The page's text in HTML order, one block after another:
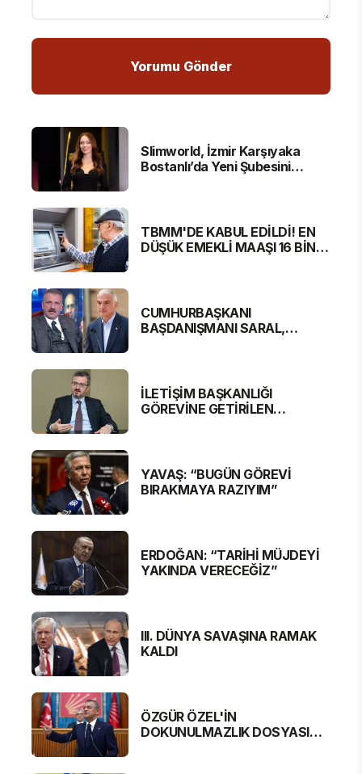
Slimworld, İzmir Karşıyaka
Bostanlı’da Yeni Şubesini
TBMM'DE KABUL EDİLDİ! EN
DÜŞÜK EMEKLİ MAAŞI 16 BİN
CUMHURBAŞKANI
BAŞDANIŞMANI SARAL,
İLETİŞİM BAŞKANLIĞI
GÖREVİNE GETİRİLEN
YAVAŞ: “BUGÜN GÖREVİ
BIRAKMAYA RAZIYIM”
ERDOĞAN: “TARİHİ MÜJDEYİ
YAKINDA VERECEĞİZ”
III. DÜNYA SAVAŞINA RAMAK
KALDI
ÖZGÜR ÖZEL'İN
DOKUNULMAZLIK DOSYASI